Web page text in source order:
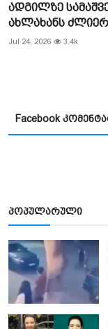
ადგილზე
ახლახანს
Jul 24, 2026 3.4k
Facebook
პოპულარული